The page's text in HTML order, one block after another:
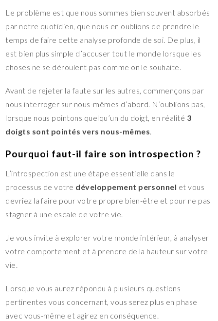
Le problème est que nous sommes bien souvent absorbés
par notre quotidien, que nous en oublions de prendre le
temps de faire cette analyse profonde de soi. De plus, il
est bien plus simple d’accuser tout le monde lorsque les
choses ne se déroulent pas comme on le souhaite.
Avant de rejeter la faute sur les autres, commençons par
nous interroger sur nous-mêmes d’abord. N’oublions pas,
lorsque nous pointons quelqu’un du doigt, en réalité 3
doigts sont pointés vers nous-mêmes.
Pourquoi faut-il faire son introspection ?
L’introspection est une étape essentielle dans le
processus de votre développement personnel et vous
devriez la faire pour votre propre bien-être et pour ne pas
stagner à une escale de votre vie.
Je vous invite à explorer votre monde intérieur, à analyser
votre comportement et à prendre de la hauteur sur votre
vie.
Lorsque vous aurez répondu à plusieurs questions
pertinentes vous concernant, vous serez plus en phase
avec vous-même et agirez en conséquence.